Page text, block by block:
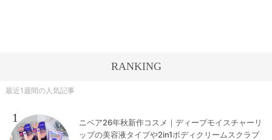
RANKING
最近1週間の人気記事
1
ニベア26年秋新作コスメ｜ディープモイスチャーリ
ップの美容液タイプや2in1ボディクリームスクラブ